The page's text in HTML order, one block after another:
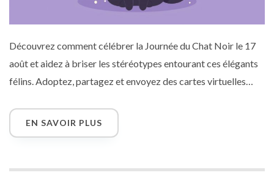
Découvrez comment célébrer la Journée du Chat Noir le 17
août et aidez à briser les stéréotypes entourant ces élégants
félins. Adoptez, partagez et envoyez des cartes virtuelles
EN SAVOIR PLUS